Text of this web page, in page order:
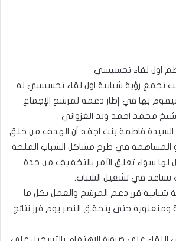
اول لقاء تحسيسي
تجمع رؤية شبابية اول لقاء تحسيسي له
بها في إطار دعمه لمرشح الإجماع
محمد احمد ولد الغزواني .
السيدة فاطمة بنت اجفه أن الهدف من خلق
المساهمة في طرح مشاكل الشباب الملحة
لها سواء تعلق الأمر بالتخفيف من حدة
تساعد في تشغيل الشباب.
شبابية قرر دعم المرشح والعمل بكل ما
حتى يتحقق النصر يوم فرز نتائج
على ضرورة الاهتمام بالتسجيل على